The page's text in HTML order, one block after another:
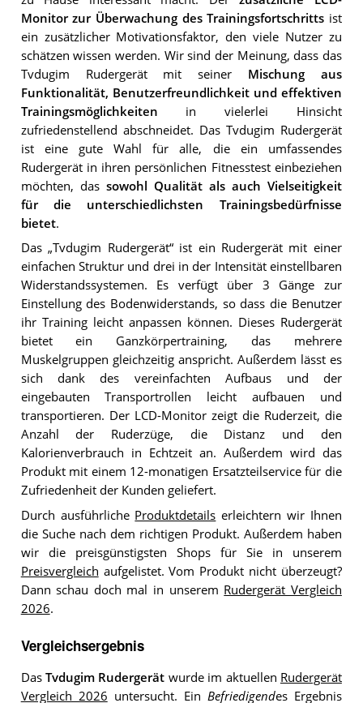
Monitor zur Überwachung des Trainingsfortschritts ist
ein zusätzlicher Motivationsfaktor, den viele Nutzer zu
schätzen wissen werden. Wir sind der Meinung, dass das
Tvdugim Rudergerät mit seiner Mischung aus
Funktionalität, Benutzerfreundlichkeit und effektiven
Trainingsmöglichkeiten in vielerlei Hinsicht
zufriedenstellend abschneidet. Das Tvdugim Rudergerät
ist eine gute Wahl für alle, die ein umfassendes
Rudergerät in ihren persönlichen Fitnesstest einbeziehen
möchten, das sowohl Qualität als auch Vielseitigkeit
für die unterschiedlichsten Trainingsbedürfnisse
bietet.
Das „Tvdugim Rudergerät“ ist ein Rudergerät mit einer
einfachen Struktur und drei in der Intensität einstellbaren
Widerstandssystemen. Es verfügt über 3 Gänge zur
Einstellung des Bodenwiderstands, so dass die Benutzer
ihr Training leicht anpassen können. Dieses Rudergerät
bietet ein Ganzkörpertraining, das mehrere
Muskelgruppen gleichzeitig anspricht. Außerdem lässt es
sich dank des vereinfachten Aufbaus und der
eingebauten Transportrollen leicht aufbauen und
transportieren. Der LCD-Monitor zeigt die Ruderzeit, die
Anzahl der Ruderzüge, die Distanz und den
Kalorienverbrauch in Echtzeit an. Außerdem wird das
Produkt mit einem 12-monatigen Ersatzteilservice für die
Zufriedenheit der Kunden geliefert.
Durch ausführliche Produktdetails erleichtern wir Ihnen
die Suche nach dem richtigen Produkt. Außerdem haben
wir die preisgünstigsten Shops für Sie in unserem
Preisvergleich aufgelistet. Vom Produkt nicht überzeugt?
Dann schau doch mal in unserem Rudergerät Vergleich
2026.
Vergleichsergebnis
DasTvdugim Rudergerät wurde im aktuellen Rudergerät
Vergleich 2026 untersucht. Ein Befriedigendes Ergebnis